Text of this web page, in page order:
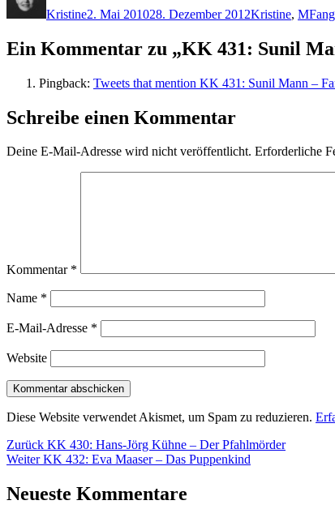
Kristine2. Mai 201028. Dezember 2012Kristine, M
Ein Kommentar zu „KK 431: Sunil
Pingback: Tweets that mention KK 431: Sunil Mann –
Schreibe einen Kommentar
Deine E-Mail-Adresse wird nicht veröffentlicht. Erforderliche
Kommentar *
Name *
E-Mail-Adresse *
Website
Diese Website verwendet Akismet, um Spam zu reduzieren.
Beitragsnavigation
Zurück Vorheriger
Beitrag:
KK 430: Hans-Jörg Kühne – Der Pfahlmörder
Weiter Nächster
KK 432: Eva Maaser – Das Puppenkind
Neueste Kommentare